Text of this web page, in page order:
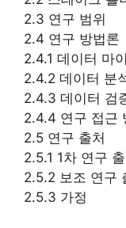
2.3 연구 범위
2.4 연구 방법론
2.4.1 데이터 마
2.4.2 데이터 분
2.4.3 데이터 검
2.4.4 연구 접근
2.5 연구 출처
2.5.1 1차 연구
2.5.2 보조 연구
2.5.3 가정